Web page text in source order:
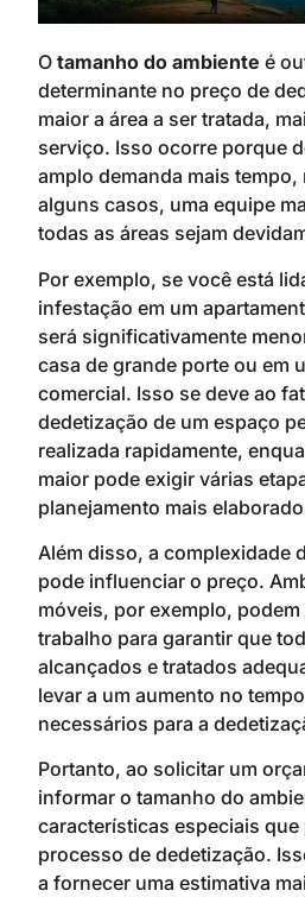
O tamanho do ambiente é
determinante no preço de
maior a área a ser tratada,
serviço. Isso ocorre porque
amplo demanda mais
alguns casos, uma equipe
todas as áreas sejam
Por exemplo, se você está
infestação em um
será significativamente
casa de grande porte ou em
comercial. Isso se deve ao
dedetização de um espaço
realizada rapidamente,
maior pode exigir várias
planejamento mais
Além disso, a complexidade
pode influenciar o preço.
móveis, por exemplo,
trabalho para garantir que
alcançados e tratados
levar a um aumento no
necessários para a
Portanto, ao solicitar um
informar o tamanho do
características especiais que
processo de dedetização.
a fornecer uma estimativa